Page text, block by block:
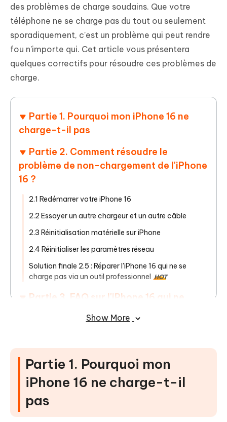
des problèmes de charge soudains. Que votre
téléphone ne se charge pas du tout ou seulement
sporadiquement, c'est un problème qui peut rendre
fou n'importe qui. Cet article vous présentera
quelques correctifs pour résoudre ces problèmes de
charge.
Partie 1. Pourquoi mon iPhone 16 ne
charge-t-il pas
Partie 2. Comment résoudre le
problème de non-chargement de l'iPhone
16 ?
2.1 Redémarrer votre iPhone 16
2.2 Essayer un autre chargeur et un autre câble
2.3 Réinitialisation matérielle sur iPhone
2.4 Réinitialiser les paramètres réseau
Solution finale 2.5 : Réparer l'iPhone 16 qui ne se
charge pas via un outil professionnel HOT
Partie 3. FAQ sur l'iPhone 16 qui ne
Show More
Partie 1. Pourquoi mon
iPhone 16 ne charge-t-il
pas